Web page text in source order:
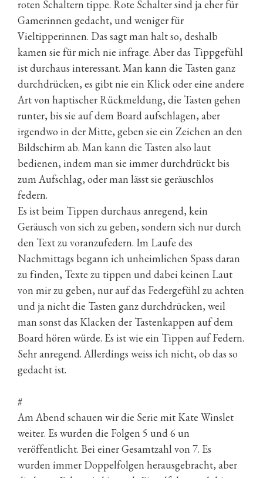
roten Schaltern tippe. Rote Schalter sind ja eher für
Gamerinnen gedacht, und weniger für
Vieltipperinnen. Das sagt man halt so, deshalb
kamen sie für mich nie infrage. Aber das Tippgefühl
ist durchaus interessant. Man kann die Tasten ganz
durchdrücken, es gibt nie ein Klick oder eine andere
Art von haptischer Rückmeldung, die Tasten gehen
runter, bis sie auf dem Board aufschlagen, aber
irgendwo in der Mitte, geben sie ein Zeichen an den
Bildschirm ab. Man kann die Tasten also laut
bedienen, indem man sie immer durchdrückt bis
zum Aufschlag, oder man lässt sie geräuschlos
federn.
Es ist beim Tippen durchaus anregend, kein
Geräusch von sich zu geben, sondern sich nur durch
den Text zu voranzufedern. Im Laufe des
Nachmittags begann ich unheimlichen Spass daran
zu finden, Texte zu tippen und dabei keinen Laut
von mir zu geben, nur auf das Federgefühl zu achten
und ja nicht die Tasten ganz durchdrücken, weil
man sonst das Klacken der Tastenkappen auf dem
Board hören würde. Es ist wie ein Tippen auf Federn.
Sehr anregend. Allerdings weiss ich nicht, ob das so
gedacht ist.
#
Am Abend schauen wir die Serie mit Kate Winslet
weiter. Es wurden die Folgen 5 und 6 un
veröffentlicht. Bei einer Gesamtzahl von 7. Es
wurden immer Doppelfolgen herausgebracht, aber